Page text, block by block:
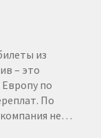
ОТ
€
15
из
– это
по
По
не…